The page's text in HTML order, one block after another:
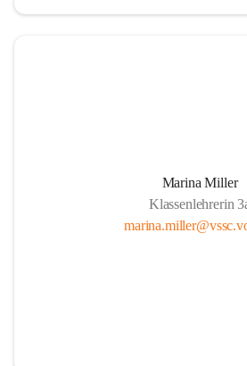
Marina Miller
Klassenlehrerin